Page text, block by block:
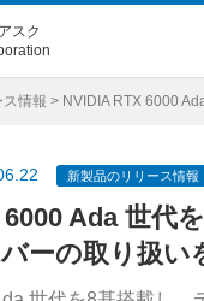
スク
情報 > NVIDIA RTX 6000 Ada 世代を搭載する
新製品のリリース情報
Ada 世代
ーの取り扱い